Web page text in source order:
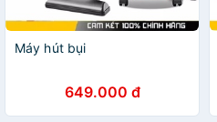
Máy hút bụi
649.000 đ